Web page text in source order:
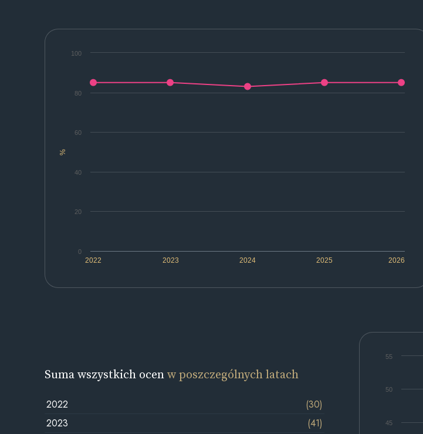
%
2022 2023 2024 2025 2026
0
20
40
60
80
100
45
50
55
Suma wszystkich ocenw poszczególnych latach
2022
(30)
2023
(41)